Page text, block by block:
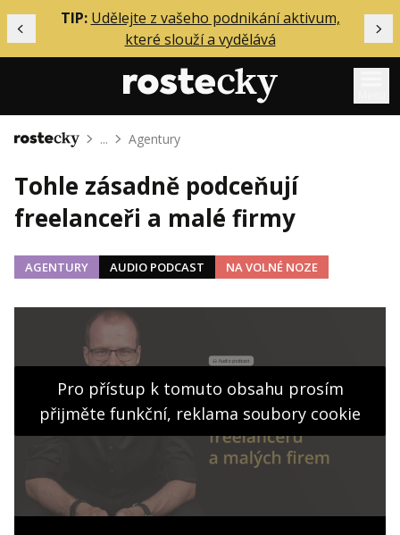
Předchozí
TIP: Udělejte z vašeho podnikání aktivum,
které slouží a vydělává
Mentoring
Podcasty
Solo
Inzerce
O mně
Přihlášení
Kontakt
Obchodní podmínky
Hledaná fráze
Domů ... Agentury
Tohle zásadně podceňují
freelanceři a malé firmy
AGENTURY AUDIO PODCAST NA VOLNÉ NOZE
Pro přístup k tomuto obsahu prosím
přijměte funkční, reklama soubory cookie